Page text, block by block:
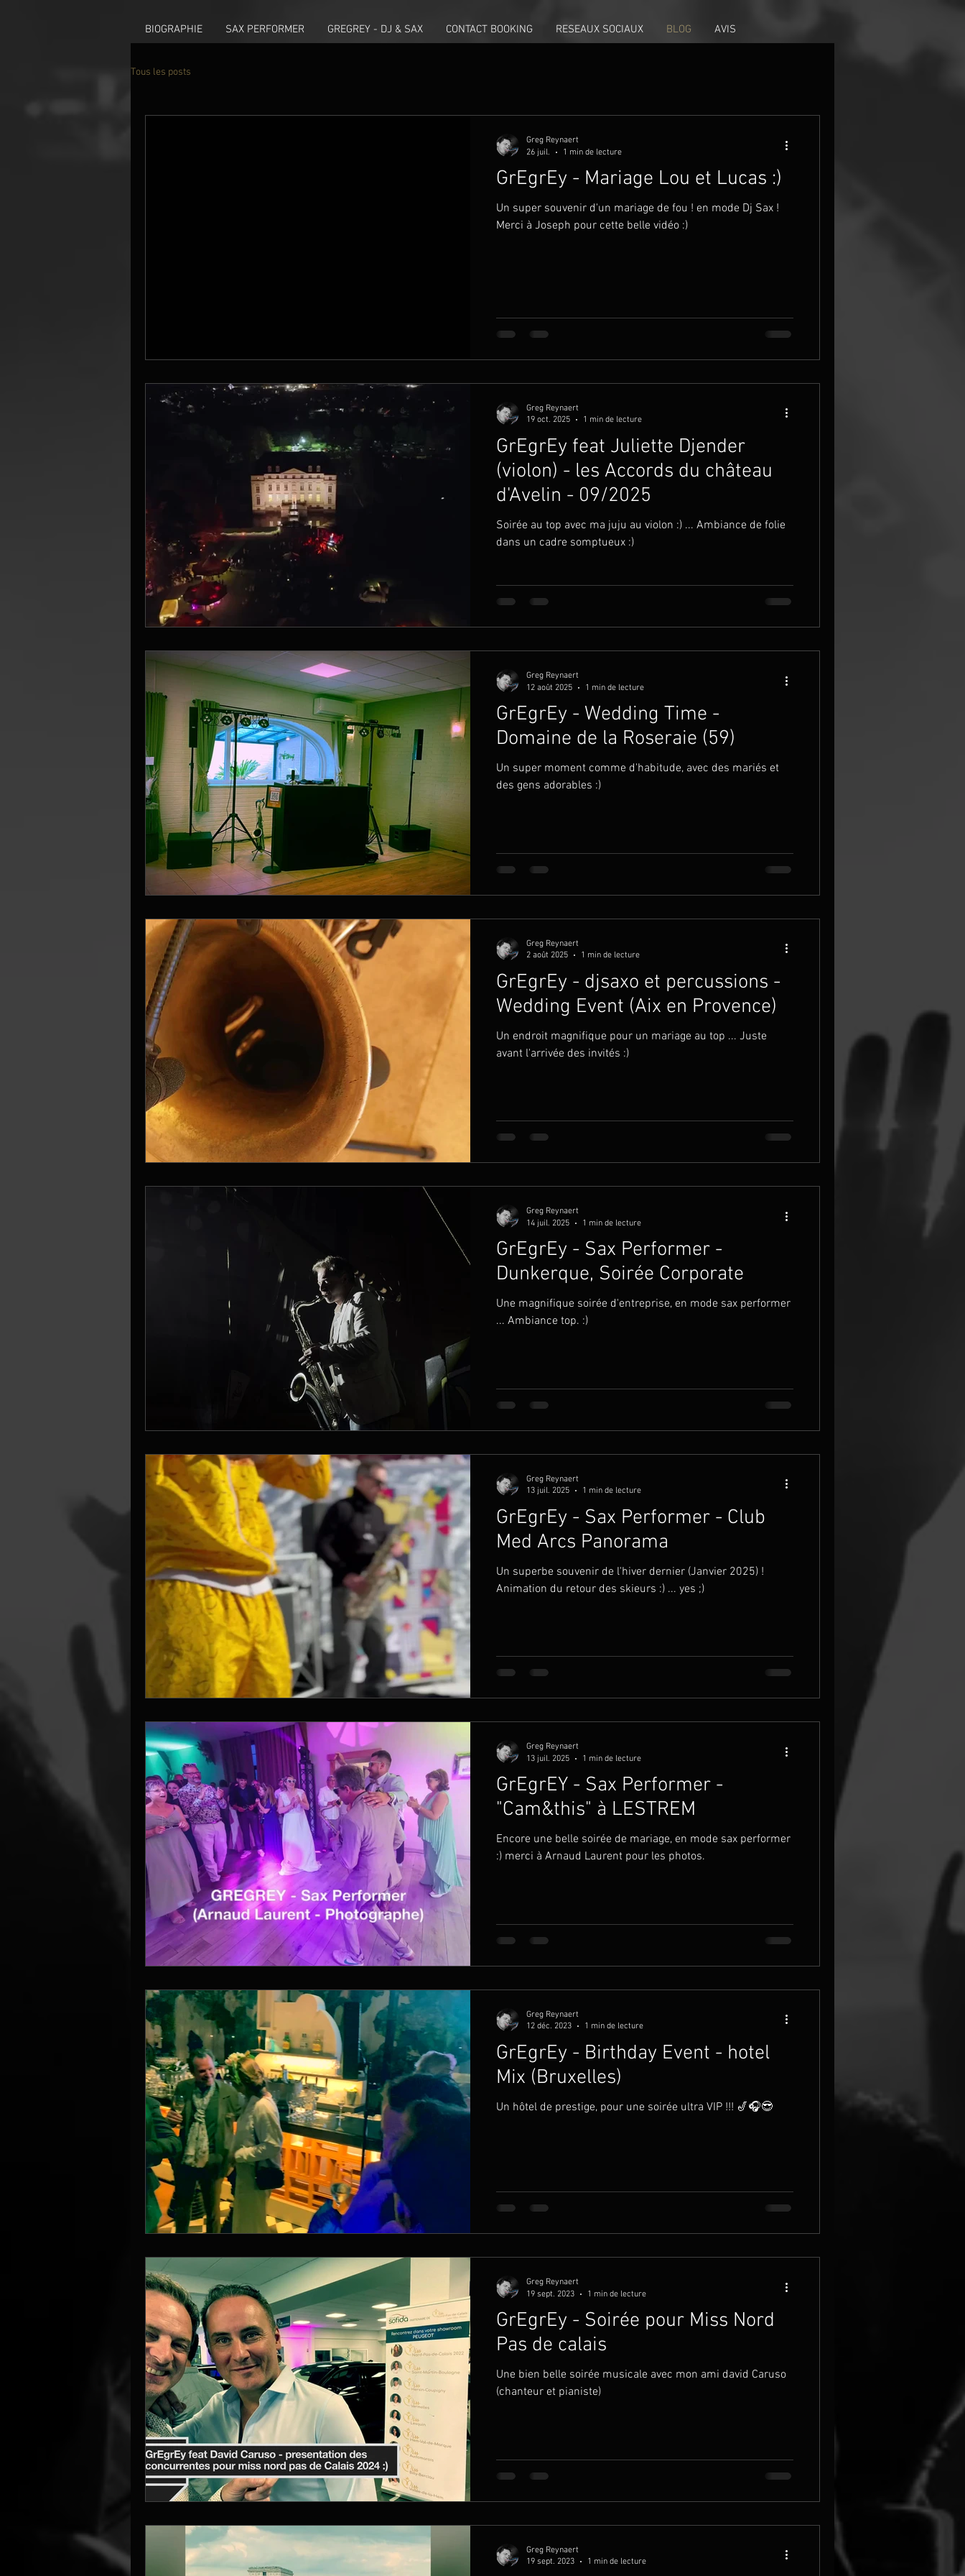
BIOGRAPHIE SAX PERFORMER GREGREY - DJ & SAX CONTACT BOOKING RESEAUX SOCIAUX BLOG AVIS
Tous les posts
GrEgrEy - Mariage Lou et Lucas :)
Un super souvenir d'un mariage de fou ! en mode Dj Sax !
Merci à Joseph pour cette belle vidéo :)
Greg Reynaert
26 juil.
1 min de lecture
GrEgrEy feat Juliette Djender
(violon) - les Accords du château
d'Avelin - 09/2025
Soirée au top avec ma juju au violon :) ... Ambiance de folie
dans un cadre somptueux :)
Greg Reynaert
19 oct. 2025
1 min de lecture
GrEgrEy - Wedding Time -
Domaine de la Roseraie (59)
Un super moment comme d'habitude, avec des mariés et
des gens adorables :)
Greg Reynaert
12 août 2025
1 min de lecture
GrEgrEy - djsaxo et percussions -
Wedding Event (Aix en Provence)
Un endroit magnifique pour un mariage au top ... Juste
avant l'arrivée des invités :)
Greg Reynaert
2 août 2025
1 min de lecture
GrEgrEy - Sax Performer -
Dunkerque, Soirée Corporate
Une magnifique soirée d'entreprise, en mode sax performer
... Ambiance top. :)
Greg Reynaert
14 juil. 2025
1 min de lecture
GrEgrEy - Sax Performer - Club
Med Arcs Panorama
Un superbe souvenir de l'hiver dernier (Janvier 2025) !
Animation du retour des skieurs :) ... yes ;)
Greg Reynaert
13 juil. 2025
1 min de lecture
GrEgrEY - Sax Performer -
"Cam&this" à LESTREM
Encore une belle soirée de mariage, en mode sax performer
:) merci à Arnaud Laurent pour les photos.
Greg Reynaert
13 juil. 2025
1 min de lecture
GrEgrEy - Birthday Event - hotel
Mix (Bruxelles)
Un hôtel de prestige, pour une soirée ultra VIP !!! 🎷🎧😎
Greg Reynaert
12 déc. 2023
1 min de lecture
GrEgrEy - Soirée pour Miss Nord
Pas de calais
Une bien belle soirée musicale avec mon ami david Caruso
(chanteur et pianiste)
Greg Reynaert
19 sept. 2023
1 min de lecture
Greg Reynaert
19 sept. 2023
1 min de lecture